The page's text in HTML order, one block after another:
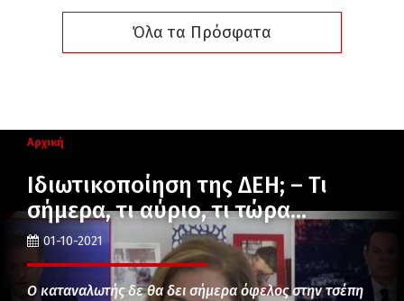
Όλα τα Πρόσφατα
Αρχική
Ιδιωτικοποίηση της ΔΕΗ; – Τι
σήμερα, τι αύριο, τι τώρα…
01-10-2021
Ο καταναλωτής δε θα δει σήμερα όφελος στην τσέπη